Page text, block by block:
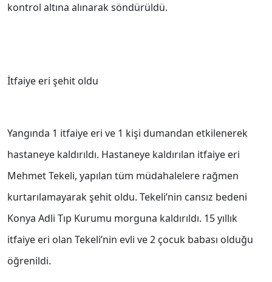
kontrol altına alınarak söndürüldü.
İtfaiye eri şehit oldu
Yangında 1 itfaiye eri ve 1 kişi dumandan etkilenerek
hastaneye kaldırıldı. Hastaneye kaldırılan itfaiye eri
Mehmet Tekeli, yapılan tüm müdahalelere rağmen
kurtarılamayarak şehit oldu. Tekeli’nin cansız bedeni
Konya Adli Tıp Kurumu morguna kaldırıldı. 15 yıllık
itfaiye eri olan Tekeli’nin evli ve 2 çocuk babası olduğu
öğrenildi.